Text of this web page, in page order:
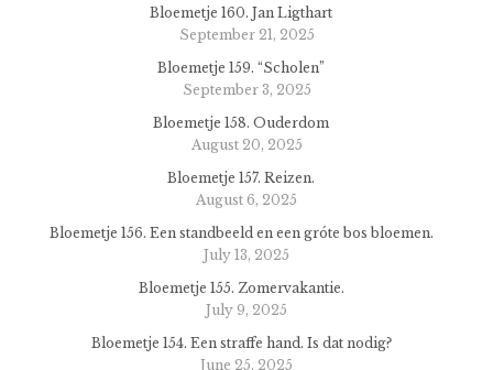
Bloemetje 160. Jan Ligthart
September 21, 2025
Bloemetje 159. “Scholen”
September 3, 2025
Bloemetje 158. Ouderdom
August 20, 2025
Bloemetje 157. Reizen.
August 6, 2025
Bloemetje 156. Een standbeeld en een gróte bos bloemen.
July 13, 2025
Bloemetje 155. Zomervakantie.
July 9, 2025
Bloemetje 154. Een straffe hand. Is dat nodig?
June 25, 2025